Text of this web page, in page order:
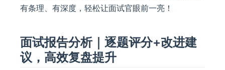
有条理、有深度，轻松让面试官眼前一亮！
面试报告分析｜逐题评分+改进建
议，高效复盘提升